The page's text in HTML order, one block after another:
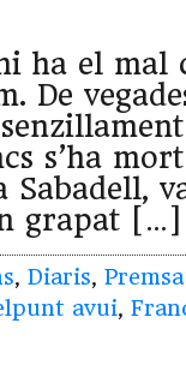
hi ha el
De
s’ha
Sabadell,
grapat […]
, Diaris, Premsa
avui,